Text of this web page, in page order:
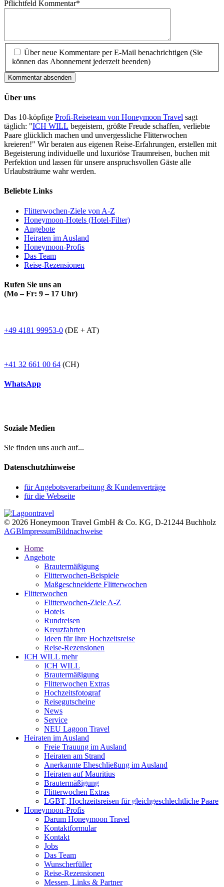
Pflichtfeld Kommentar*
Über neue Kommentare per E-Mail benachrichtigen (Sie
können das Abonnement jederzeit beenden)
Kommentar absenden
Über uns
Das 10-köpfige Profi-Reiseteam von Honeymoon Travel sagt
täglich: "ICH WILL begeistern, größte Freude schaffen, verliebte
Paare glücklich machen und unvergessliche Flitterwochen
kreieren!" Wir beraten aus eigenen Reise-Erfahrungen, erstellen mit
Begeisterung individuelle und luxuriöse Traumreisen, buchen mit
Perfektion und lassen für unsere anspruchsvollen Gäste alle
Urlaubsträume wahr werden.
Beliebte Links
Flitterwochen-Ziele von A-Z
Honeymoon-Hotels (Hotel-Filter)
Angebote
Heiraten im Ausland
Honeymoon-Profis
Das Team
Reise-Rezensionen
Rufen Sie uns an
(Mo – Fr: 9 – 17 Uhr)
+49 4181 99953-0 (DE + AT)
+41 32 661 00 64 (CH)
WhatsApp
Soziale Medien
Sie finden uns auch auf...
Datenschutzhinweise
für Angebotsverarbeitung & Kundenverträge
für die Webseite
© 2026 Honeymoon Travel GmbH & Co. KG, D-21244 Buchholz
AGBImpressumBildnachweise
Home
Angebote
Brautermäßigung
Flitterwochen-Beispiele
Maßgeschneiderte Flitterwochen
Flitterwochen
Flitterwochen-Ziele A-Z
Hotels
Rundreisen
Kreuzfahrten
Ideen für Ihre Hochzeitsreise
Reise-Rezensionen
ICH WILL mehr
ICH WILL
Brautermäßigung
Flitterwochen Extras
Hochzeitsfotograf
Reisegutscheine
News
Service
NEU Lagoon Travel
Heiraten im Ausland
Freie Trauung im Ausland
Heiraten am Strand
Anerkannte Eheschließung im Ausland
Heiraten auf Mauritius
Brautermäßigung
Flitterwochen Extras
LGBT, Hochzeitsreisen für gleichgeschlechtliche Paare
Honeymoon-Profis
Darum Honeymoon Travel
Kontaktformular
Kontakt
Jobs
Das Team
Wunscherfüller
Reise-Rezensionen
Messen, Links & Partner